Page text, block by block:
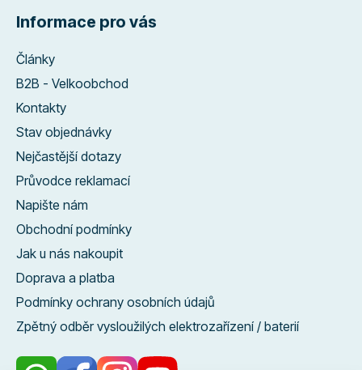
Informace pro vás
Články
B2B - Velkoobchod
Kontakty
Stav objednávky
Nejčastější dotazy
Průvodce reklamací
Napište nám
Obchodní podmínky
Jak u nás nakoupit
Doprava a platba
Podmínky ochrany osobních údajů
Zpětný odběr vysloužilých elektrozařízení / baterií